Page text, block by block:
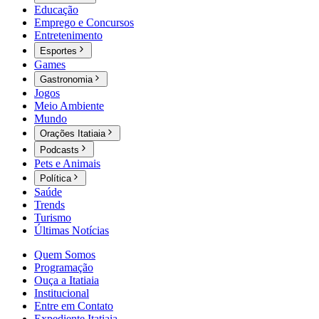
Educação
Emprego e Concursos
Entretenimento
Esportes
Games
Gastronomia
Jogos
Meio Ambiente
Mundo
Orações Itatiaia
Podcasts
Pets e Animais
Política
Saúde
Trends
Turismo
Últimas Notícias
Quem Somos
Programação
Ouça a Itatiaia
Institucional
Entre em Contato